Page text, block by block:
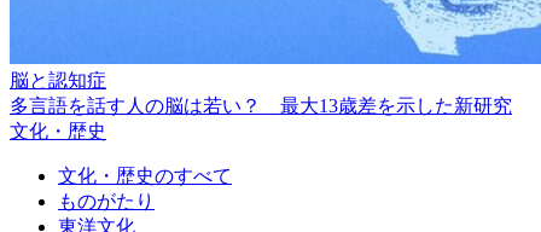
脳と認知症
多言語を話す人の脳は若い？ 最大13歳差を示した新研究
文化・歴史
文化・歴史のすべて
ものがたり
東洋文化